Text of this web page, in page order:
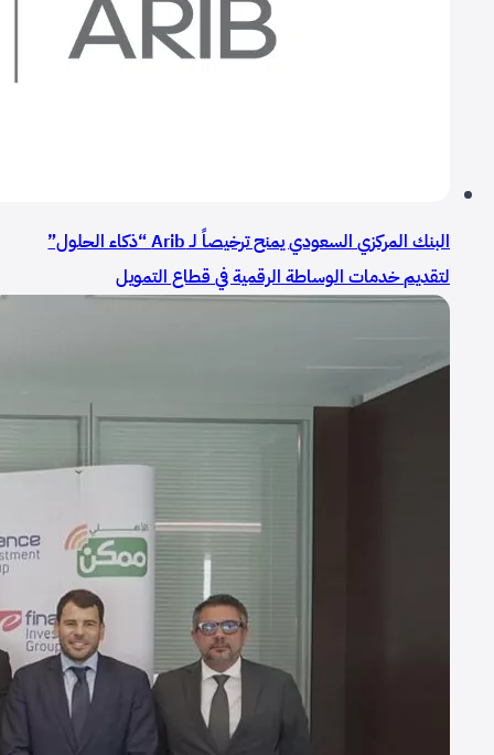
البنك المركزي السعودي يمنح ترخيصاً لـ Arib “ذكاء الحلول”
لتقديم خدمات الوساطة الرقمية في قطاع التمويل